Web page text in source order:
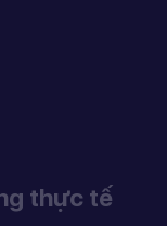
thực tế